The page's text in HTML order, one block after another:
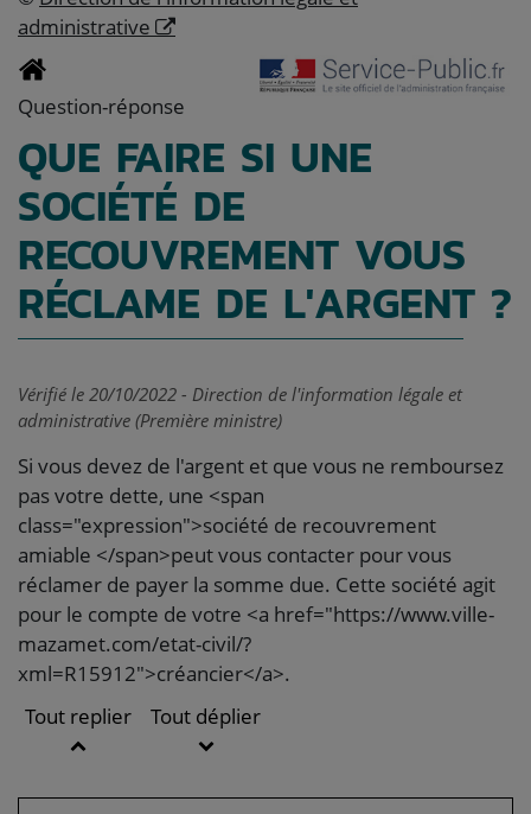
administrative
Question-réponse
QUE FAIRE SI UNE
SOCIÉTÉ DE
RECOUVREMENT VOUS
RÉCLAME DE L'ARGENT ?
Vérifié le 20/10/2022 - Direction de l'information légale et
administrative (Première ministre)
Si vous devez de l'argent et que vous ne remboursez
pas votre dette, une <span
class="expression">société de recouvrement
amiable </span>peut vous contacter pour vous
réclamer de payer la somme due. Cette société agit
pour le compte de votre <a href="https://www.ville-
mazamet.com/etat-civil/?
xml=R15912">créancier</a>.
Tout replier
Tout déplier